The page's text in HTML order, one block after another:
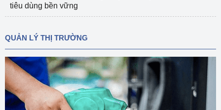
tiêu dùng bền vững
QUẢN LÝ THỊ TRƯỜNG